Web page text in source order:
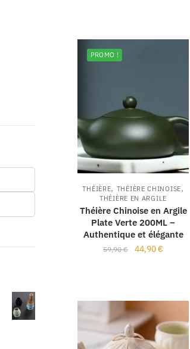
PROMO !
THÉIÈRE, THÉIÈRE CHINOISE,
THÉIÈRE EN ARGILE
Théière Chinoise en Argile
Plate Verte 200ML –
Authentique et élégante
59,90€ 44,90€